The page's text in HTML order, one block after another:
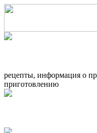
рецепты, информация о
приготовлению